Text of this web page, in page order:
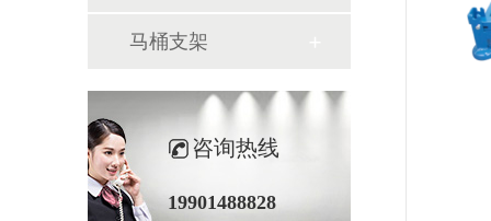
马桶支架
咨询热线
19901488828